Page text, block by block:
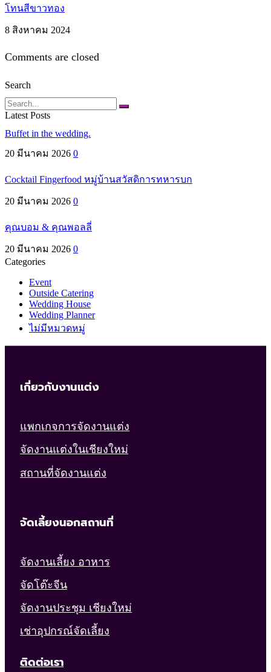
โทนสีขาวทอง
8 สิงหาคม 2024
Comments are closed
Search
Search
Latest Posts
Buffet in the wedding.
20 มีนาคม 2026 0
Cocktail Fingerfood หมู่บ้านสวัสดิการทหารบก
20 มีนาคม 2026 0
คุณบอม & คุณพอลลี่
20 มีนาคม 2026 0
Categories
Event
Outside Catering
Wedding House
Wedding Planner
ไม่มีหมวดหมู่
เกี่ยวกับงานแต่ง
แพกเกจการจัดงานแต่ง
จัดงานแต่งในเชียงใหม่
สถานที่จัดงานแต่ง
จัดเลี้ยงนอกสถานที่
จัดงานเลี้ยง อาหาร
จัดโต๊ะจีน
จัดงานประชุม เชียงใหม่
เช่าอุปกรณ์จัดเลี้ยง
ติดต่อเรา